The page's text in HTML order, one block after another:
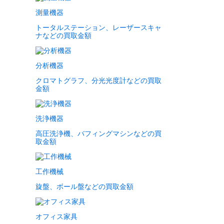
測量機器
トータルステーション、レーザースキャ
ナなどの買取金額
分析機器
クロマトグラフ、分光光度計などの買取
金額
洗浄機器
高圧洗浄機、バフィングマシンなどの買
取金額
工作機械
旋盤、ボール盤などの買取金額
オフィス家具